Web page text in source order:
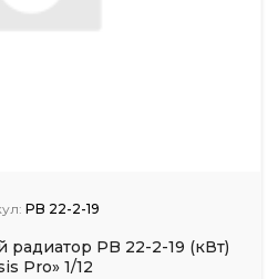
PB 22-2-19
радиатор PB 22-2-19 (кВт)
Pro» 1/12